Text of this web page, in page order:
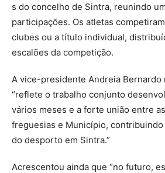
s do concelho de Sintra, reunindo
participações. Os atletas
clubes ou a título individual,
escalões da competição.
A vice-presidente Andreia Bernardo
“reflete o trabalho conjunto
vários meses e a forte união entre
freguesias e Município, contribuindo
do desporto em Sintra.”
Acrescentou ainda que “no futuro,